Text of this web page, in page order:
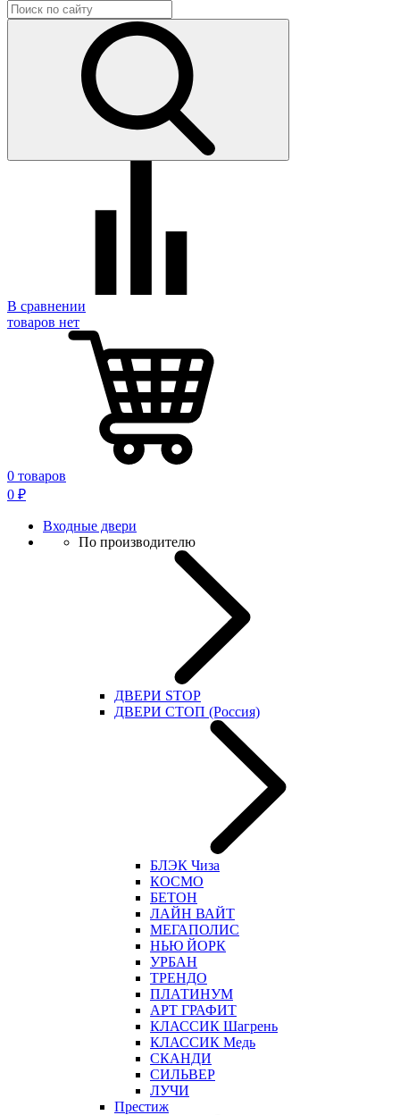
В сравнении
товаров нет
0 товаров
0 ₽
Входные двери
По производителю
ДВЕРИ STOP
ДВЕРИ СТОП (Россия)
БЛЭК Чиза
КОСМО
БЕТОН
ЛАЙН ВАЙТ
МЕГАПОЛИС
НЬЮ ЙОРК
УРБАН
ТРЕНДО
ПЛАТИНУМ
АРТ ГРАФИТ
КЛАССИК Шагрень
КЛАССИК Медь
СКАНДИ
СИЛЬВЕР
ЛУЧИ
Престиж